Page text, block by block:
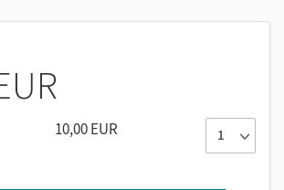
10,00 EUR